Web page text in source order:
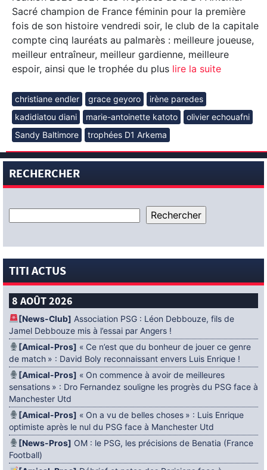
Sacré champion de France féminin pour la première
fois de son histoire vendredi soir, le club de la capitale
compte cinq lauréats au palmarès : meilleure joueuse,
meilleur entraîneur, meilleur gardienne, meilleure
espoir, ainsi que le trophée du plus lire la suite
christiane endler grace geyoro
irène paredes
kadidiatou diani
marie-antoinette katoto
olivier echouafni
Sandy Baltimore
trophées D1 Arkema
RECHERCHER
TITI ACTUS
8 AOÛT 2026
[News-Club] Association PSG : Léon Debbouze, fils de
Jamel Debbouze mis à l’essai par Angers !
[Amical-Pros] « Ce n’est que du bonheur de jouer ce genre
de match » : David Boly reconnaissant envers Luis Enrique !
[Amical-Pros] « On commence à avoir de meilleures
sensations » : Dro Fernandez souligne les progrès du PSG face à
Manchester Utd
[Amical-Pros] « On a vu de belles choses » : Luis Enrique
optimiste après le nul du PSG face à Manchester Utd
[News-Pros] OM : le PSG, les précisions de Benatia (France
Football)